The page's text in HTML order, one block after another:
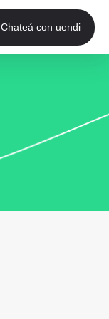
Chateá con uendi